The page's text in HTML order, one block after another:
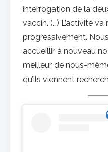
interrogation de la
vaccin. (…) L’activité va
progressivement.
accueillir à nouveau
meilleur de nous-
qu’ils viennent